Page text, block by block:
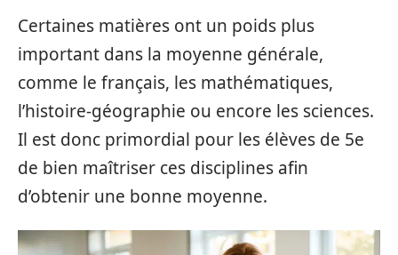
Certaines matières ont un poids plus
important dans la moyenne générale,
comme le français, les mathématiques,
l’histoire-géographie ou encore les sciences.
Il est donc primordial pour les élèves de 5e
de bien maîtriser ces disciplines afin
d’obtenir une bonne moyenne.